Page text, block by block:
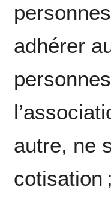
adhérer
autre, ne
cotisation